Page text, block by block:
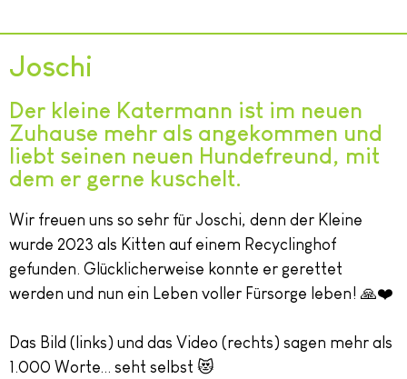
Joschi
Der kleine Katermann ist im neuen
Zuhause mehr als angekommen und
liebt seinen neuen Hundefreund, mit
dem er gerne kuschelt.
Wir freuen uns so sehr für Joschi, denn der Kleine
wurde 2023 als Kitten auf einem Recyclinghof
gefunden. Glücklicherweise konnte er gerettet
werden und nun ein Leben voller Fürsorge leben! 🙏❤️
Das Bild (links) und das Video (rechts) sagen mehr als
1.000 Worte… seht selbst 😻